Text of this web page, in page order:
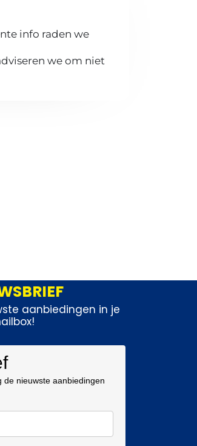
info raden we
we om niet
aanbiedingen in je
de nieuwste aanbiedingen